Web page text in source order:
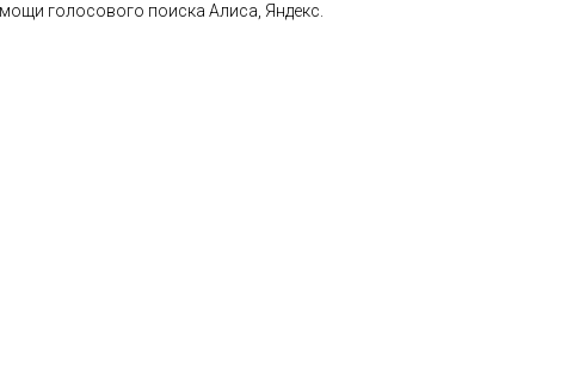
голосового поиска Алиса, Яндекс.